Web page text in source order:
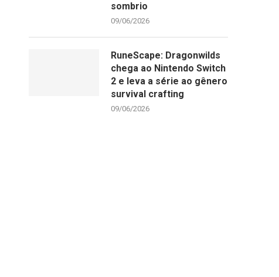
sombrio
09/06/2026
RuneScape: Dragonwilds
chega ao Nintendo Switch
2 e leva a série ao gênero
survival crafting
09/06/2026